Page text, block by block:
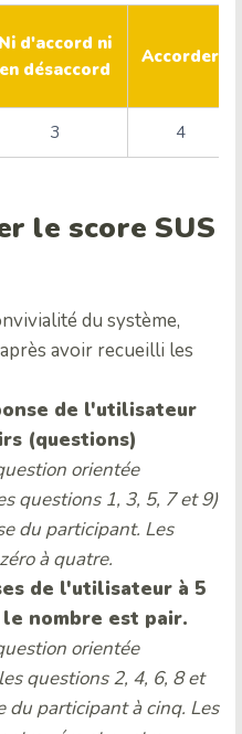
Ni d'accord ni
en désaccord
Accorder
3 4
le score SUS
du système,
avoir recueilli les
de l'utilisateur
(questions)
orientée
questions 1, 3, 5, 7 et 9)
du participant. Les
à quatre.
de l'utilisateur à 5
nombre est pair.
orientée
questions 2, 4, 6, 8 et
du participant à cinq. Les